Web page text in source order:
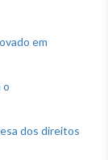
em
o
dos direitos